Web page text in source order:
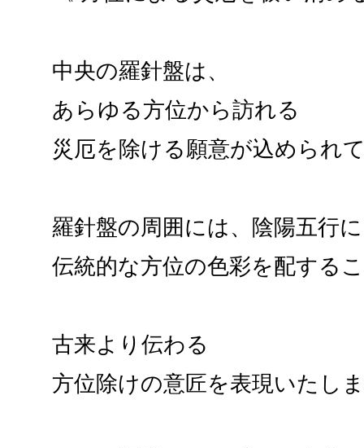
中央の羅針盤は、
あらゆる方位から訪れる
災厄を除ける願意が込められ
羅針盤の周囲には、陰陽五行
伝統的な方位の色彩を配する
古来より伝わる
方位除けの意匠を表現いたし